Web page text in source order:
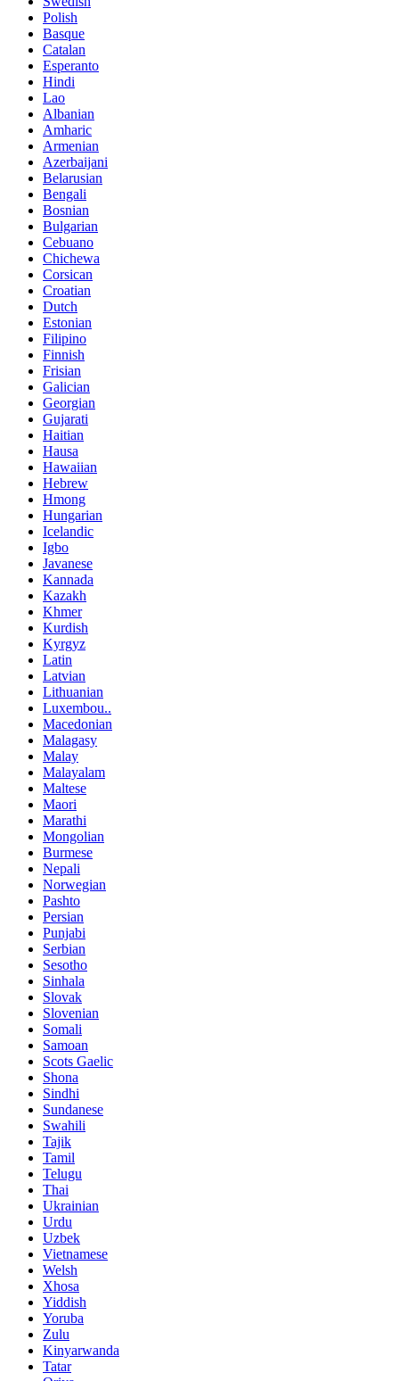
Polish
Basque
Catalan
Esperanto
Hindi
Lao
Albanian
Amharic
Armenian
Azerbaijani
Belarusian
Bengali
Bosnian
Bulgarian
Cebuano
Chichewa
Corsican
Croatian
Dutch
Estonian
Filipino
Finnish
Frisian
Galician
Georgian
Gujarati
Haitian
Hausa
Hawaiian
Hebrew
Hmong
Hungarian
Icelandic
Igbo
Javanese
Kannada
Kazakh
Khmer
Kurdish
Kyrgyz
Latin
Latvian
Lithuanian
Luxembou..
Macedonian
Malagasy
Malay
Malayalam
Maltese
Maori
Marathi
Mongolian
Burmese
Nepali
Norwegian
Pashto
Persian
Punjabi
Serbian
Sesotho
Sinhala
Slovak
Slovenian
Somali
Samoan
Scots Gaelic
Shona
Sindhi
Sundanese
Swahili
Tajik
Tamil
Telugu
Thai
Ukrainian
Urdu
Uzbek
Vietnamese
Welsh
Xhosa
Yiddish
Yoruba
Zulu
Kinyarwanda
Tatar